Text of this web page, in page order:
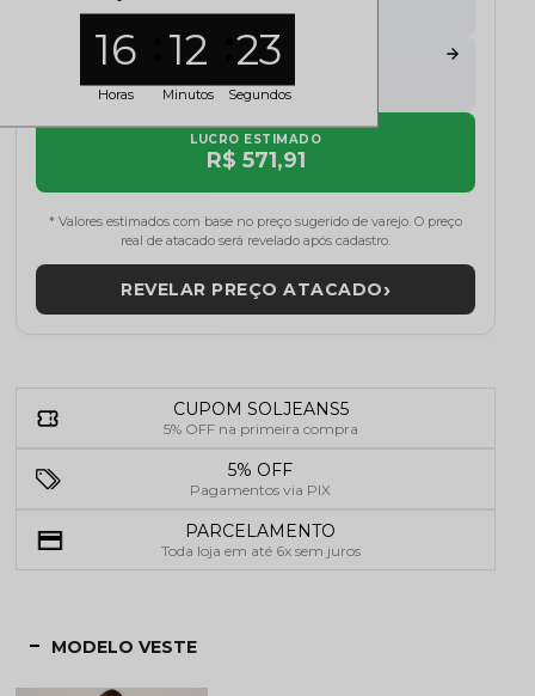
FATURAMENTO POTENCIAL
R$ 000,00
LUCRO ESTIMADO
R$ 571,91
* Valores estimados com base no preço sugerido de varejo. O preço
real de atacado será revelado após cadastro.
REVELAR PREÇO ATACADO›
CUPOM SOLJEANS5
5% OFF na primeira compra
5% OFF
Pagamentos via PIX
PARCELAMENTO
Toda loja em até 6x sem juros
MODELO VESTE
16
Horas
12
Minutos
22
Segundos